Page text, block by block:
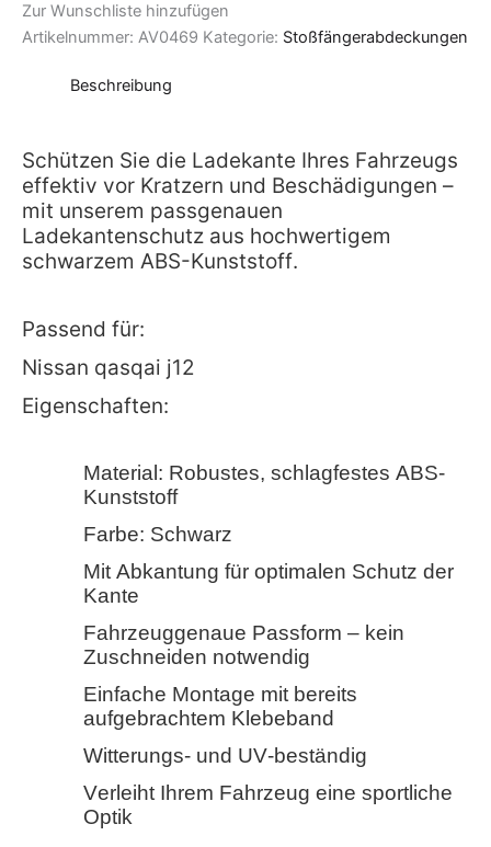
Zur Wunschliste hinzufügen
Artikelnummer: AV0469 Kategorie: Stoßfängerabdeckungen
Beschreibung
Schützen Sie die Ladekante Ihres Fahrzeugs
effektiv vor Kratzern und Beschädigungen –
mit unserem passgenauen
Ladekantenschutz aus hochwertigem
schwarzem ABS-Kunststoff.
Passend für:
Nissan qasqai j12
Eigenschaften:
Material: Robustes, schlagfestes ABS-
Kunststoff
Farbe: Schwarz
Mit Abkantung für optimalen Schutz der
Kante
Fahrzeuggenaue Passform – kein
Zuschneiden notwendig
Einfache Montage mit bereits
aufgebrachtem Klebeband
Witterungs- und UV-beständig
Verleiht Ihrem Fahrzeug eine sportliche
Optik